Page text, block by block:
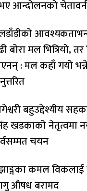
आन्दोलनको
बोरा मल भित्रियो,
: मल कहाँ गयो
बहुउद्देश्यीय
खडकाको नेतृत्वमा
चयन
कमल विकलाई
औषध बरामद